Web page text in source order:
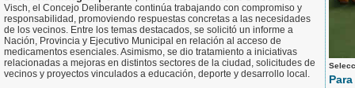
Visch, el Concejo Deliberante continúa trabajando con compromiso y
responsabilidad, promoviendo respuestas concretas a las necesidades
de los vecinos. Entre los temas destacados, se solicitó un informe a
Nación, Provincia y Ejecutivo Municipal en relación al acceso de
medicamentos esenciales. Asimismo, se dio tratamiento a iniciativas
relacionadas a mejoras en distintos sectores de la ciudad, solicitudes de
vecinos y proyectos vinculados a educación, deporte y desarrollo local.